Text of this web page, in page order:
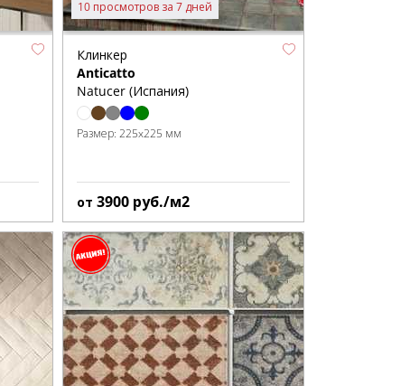
10 просмотров за 7 дней
Клинкер
Anticatto
Natucer (Испания)
Размер: 225x225 мм
от 3900 руб./м2